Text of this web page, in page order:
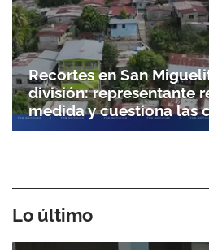
Recortes en San
división: representante
medida y cuestiona las
Lo último